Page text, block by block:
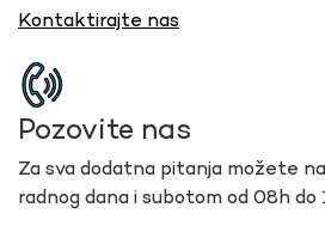
Kontaktirajte nas
Pozovite nas
Za sva dodatna pitanja možete
radnog dana i subotom od 08h do